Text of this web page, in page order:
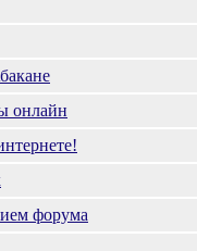
онлайн
форума